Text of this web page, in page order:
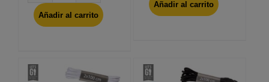
barritas
de
cantidad
Añadir al carrito
aperitivo
Añadir al carrito